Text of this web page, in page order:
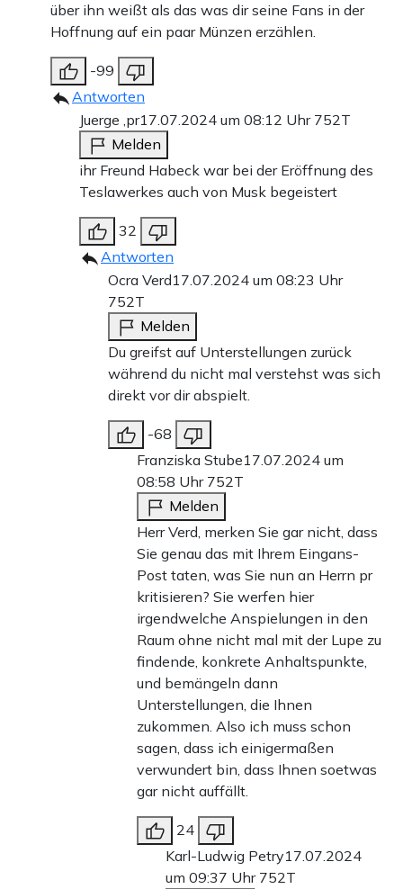
über ihn weißt als das was dir seine Fans in der
Hoffnung auf ein paar Münzen erzählen.
-99
Antworten
Juerge ,pr17.07.2024 um 08:12 Uhr 752T
Melden
ihr Freund Habeck war bei der Eröffnung des
Teslawerkes auch von Musk begeistert
32
Antworten
Ocra Verd17.07.2024 um 08:23 Uhr
752T
Melden
Du greifst auf Unterstellungen zurück
während du nicht mal verstehst was sich
direkt vor dir abspielt.
-68
Franziska Stube17.07.2024 um
08:58 Uhr 752T
Melden
Herr Verd, merken Sie gar nicht, dass
Sie genau das mit Ihrem Eingans-
Post taten, was Sie nun an Herrn pr
kritisieren? Sie werfen hier
irgendwelche Anspielungen in den
Raum ohne nicht mal mit der Lupe zu
findende, konkrete Anhaltspunkte,
und bemängeln dann
Unterstellungen, die Ihnen
zukommen. Also ich muss schon
sagen, dass ich einigermaßen
verwundert bin, dass Ihnen soetwas
gar nicht auffällt.
24
Karl-Ludwig Petry17.07.2024
um 09:37 Uhr 752T